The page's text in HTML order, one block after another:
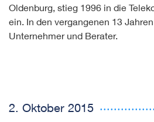
Oldenburg, stieg 1996 in die
ein. In den vergangenen 13
Unternehmer und Berater.
2. Oktober 2015